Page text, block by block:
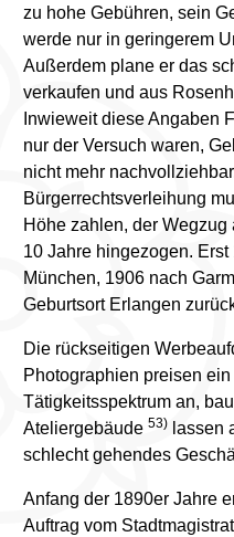
zu hohe Gebühren, sein
werde nur in geringerem
Außerdem plane er das
verkaufen und aus
Inwieweit diese Angaben
nur der Versuch waren,
nicht mehr
Bürgerrechtsverleihung
Höhe zahlen, der
10 Jahre hingezogen.
München, 1906 nach
Geburtsort Erlangen
Die rückseitigen
Photographien preisen
Tätigkeitsspektrum an,
Ateliergebäude 53)lassen
schlecht gehendes
Anfang der 1890er Jahre
Auftrag vom